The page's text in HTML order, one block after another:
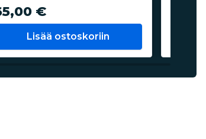
€
Lisää ostoskoriin